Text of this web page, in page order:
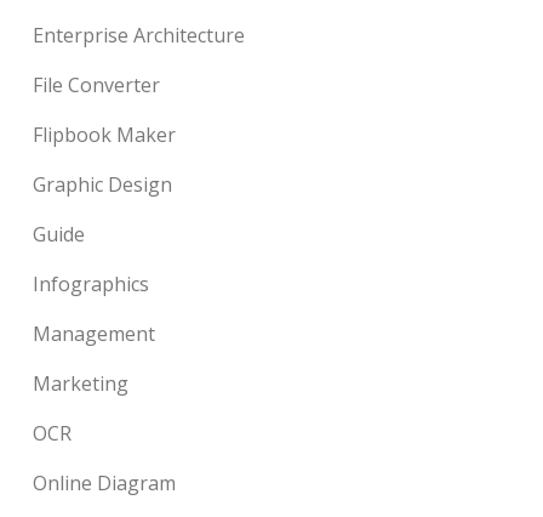
Enterprise Architecture
File Converter
Flipbook Maker
Graphic Design
Guide
Infographics
Management
Marketing
OCR
Online Diagram